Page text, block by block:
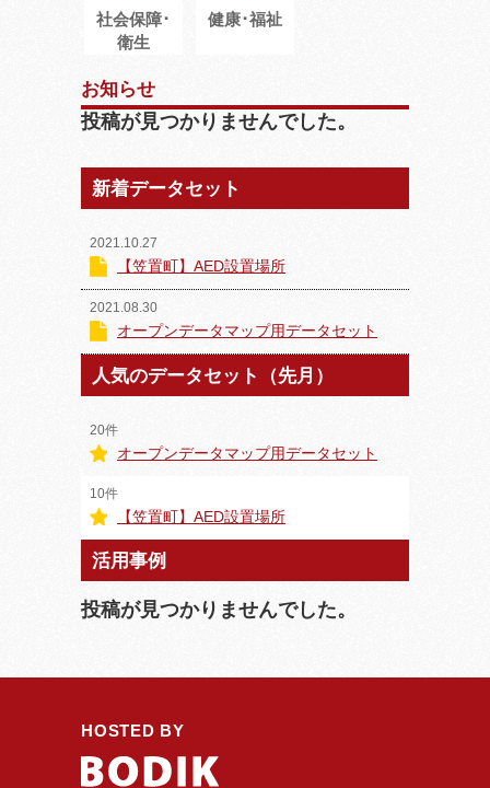
社会保障･
衛生
健康･福祉
お知らせ
投稿が見つかりませんでした。
新着データセット
2021.10.27
【笠置町】AED設置場所
2021.08.30
オープンデータマップ用データセット
人気のデータセット（先月）
20件
オープンデータマップ用データセット
10件
【笠置町】AED設置場所
活用事例
投稿が見つかりませんでした。
HOSTED BY